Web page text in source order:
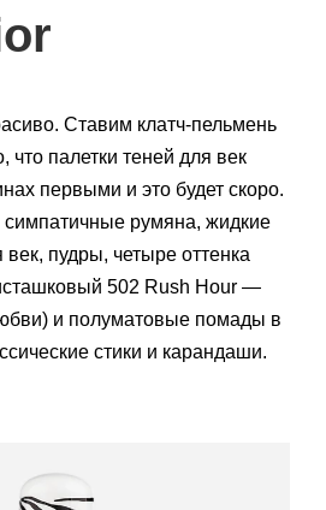
Ставим клатч-пельмень
что палетки теней для век
первыми и это будет скоро.
симпатичные румяна, жидкие
пудры, четыре оттенка
502 Rush Hour —
и полуматовые помады в
стики и карандаши.